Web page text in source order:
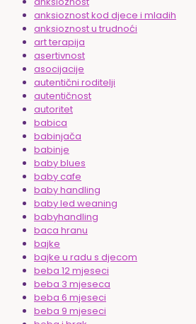
anksioznost kod djece i mladih
anksioznost u trudnoći
art terapija
asertivnost
asocijacije
autentični roditelji
autentičnost
autoritet
babica
babinjača
babinje
baby blues
baby cafe
baby handling
baby led weaning
babyhandling
baca hranu
bajke
bajke u radu s djecom
beba 12 mjeseci
beba 3 mjeseca
beba 6 mjeseci
beba 9 mjeseci